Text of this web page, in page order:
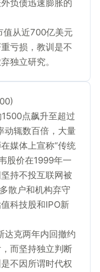
负债迅速膨胀的
值从近700亿美元
亏损，教训是不
独立研究。
点飙升至超过
动辄数百倍，大量
媒体上宣称“传统
股价在1999年一
持不投互联网被
散户和机构弃守
科技股和IPO新
达克两年内回撤约
而坚持独立判断
不因所谓时代权